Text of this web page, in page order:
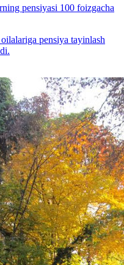
pensiyasi 100 foizgacha
pensiya tayinlash